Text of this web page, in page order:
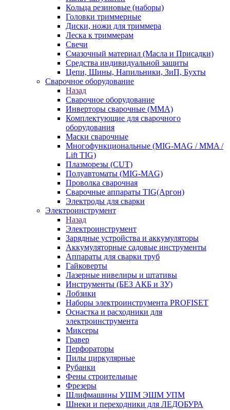
Кольца резиновые (наборы)
Головки триммерные
Диски, ножи для триммера
Леска к триммерам
Свечи
Смазочный материал (Масла и Присадки)
Средства индивидуальной защиты
Цепи, Шины, Напильники, ЗиП, Бухты
Сварочное оборудование
Назад
Сварочное оборудование
Инверторы сварочные (ММА)
Комплектующие для сварочного
оборудования
Маски сварочные
Многофункциональные (MIG-MAG / MMA /
Lift TIG)
Плазморезы (CUT)
Полуавтоматы (МIG-MAG)
Проволка сварочная
Сварочные аппараты TIG(Аргон)
Электроды для сварки
Электроинструмент
Назад
Электроинструмент
Зарядные устройства и аккумуляторы
Аккумуляторные садовые инструменты
Аппараты для сварки труб
Гайковерты
Лазерные нивелиры и штативы
Инструменты (БЕЗ АКБ и ЗУ)
Лобзики
Наборы электроинструмента PROFISET
Оснастка и расходники для
электроинструмента
Миксеры
Гравер
Перфораторы
Пилы циркулярные
Рубанки
Фены строительные
Фрезеры
Шлифмашины УШМ ЭШМ УПМ
Шнеки и переходники для ЛЕДОБУРА